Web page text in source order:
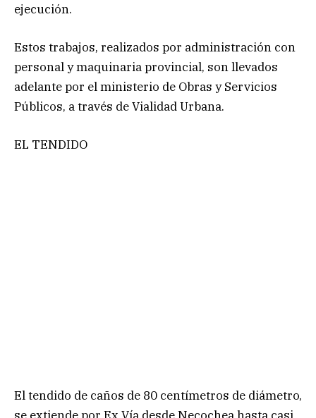
ejecución.
Estos trabajos, realizados por administración con
personal y maquinaria provincial, son llevados
adelante por el ministerio de Obras y Servicios
Públicos, a través de Vialidad Urbana.
EL TENDIDO
El tendido de caños de 80 centímetros de diámetro,